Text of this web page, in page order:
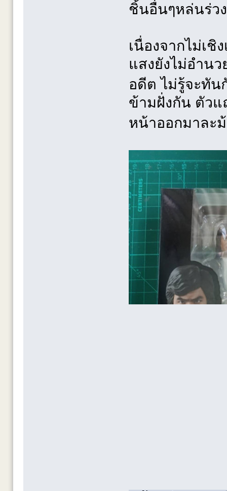
ชิ้นอื่นๆหล่นร่ว
เนื่องจากไม่เชิ
แสงยังไม่อำน
อดีต ไม่รู้จะทั
ข้ามฝั่งกัน ตัวแ
หน้าออกมาละ